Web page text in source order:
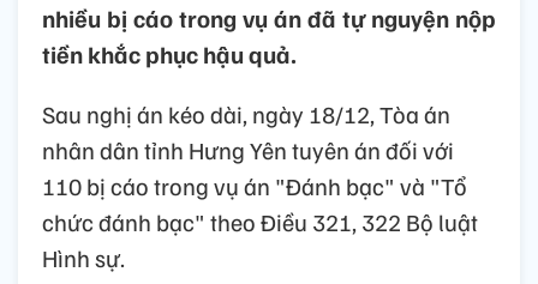
nhiều bị cáo trong vụ án đã tự nguyện nộp
tiền khắc phục hậu quả.
Sau nghị án kéo dài, ngày 18/12, Tòa án
nhân dân tỉnh Hưng Yên tuyên án đối với
110 bị cáo trong vụ án "Đánh bạc" và "Tổ
chức đánh bạc" theo Điều 321, 322 Bộ luật
Hình sự.